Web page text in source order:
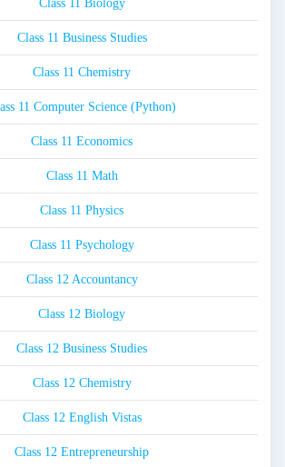
Class 11 Biology
Class 11 Business Studies
Class 11 Chemistry
11 Computer Science (Python)
Class 11 Economics
Class 11 Math
Class 11 Physics
Class 11 Psychology
Class 12 Accountancy
Class 12 Biology
Class 12 Business Studies
Class 12 Chemistry
Class 12 English Vistas
Class 12 Entrepreneurship